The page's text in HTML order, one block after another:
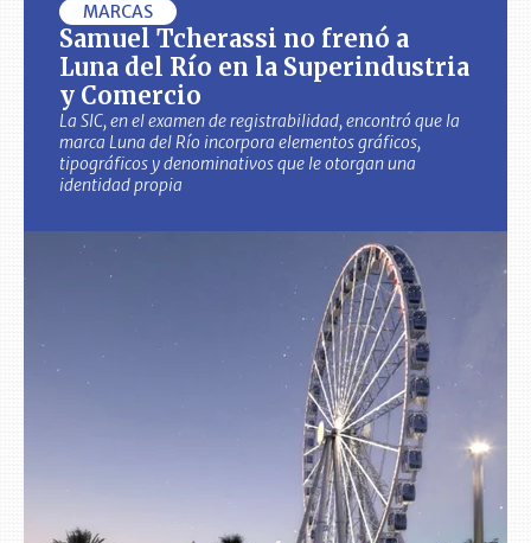
MARCAS
Samuel Tcherassi no frenó a
Luna del Río en la Superindustria
y Comercio
La SIC, en el examen de registrabilidad, encontró que la
marca Luna del Río incorpora elementos gráficos,
tipográficos y denominativos que le otorgan una
identidad propia